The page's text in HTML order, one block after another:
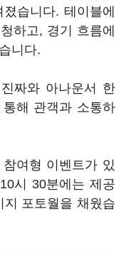
습니다. 테이블에
하고, 경기 흐름에
니다.
짜와 아나운서 한
해 관객과 소통하
여형 이벤트가 있
시 30분에는 제공
포토월을 채웠습